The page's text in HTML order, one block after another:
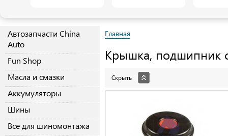
Автозапчасти China
Auto
Fun Shop
Масла и смазки
Аккумуляторы
Шины
Все для шиномонтажа
Главная
Крышка, подшипник
Скрыть